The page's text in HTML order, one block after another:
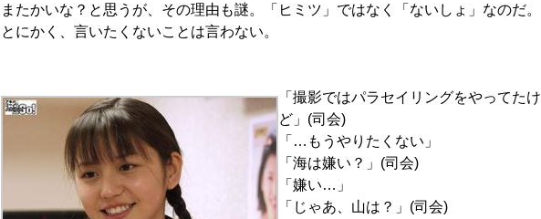
またかいな？と思うが、その理由も謎。「ヒミツ」ではなく「ないしょ」なのだ。
とにかく、言いたくないことは言わない。
「撮影ではパラセイリングをやってたけ
ど」(司会)
「…もうやりたくない」
「海は嫌い？」(司会)
「嫌い…」
「じゃあ、山は？」(司会)